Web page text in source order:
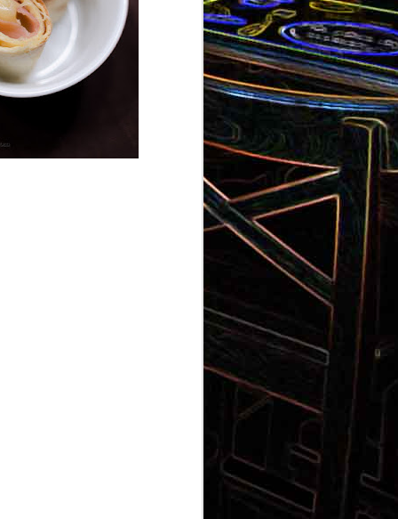
Gnocchi au pesto de
pistaches
Panna cotta au coulis de kiwi